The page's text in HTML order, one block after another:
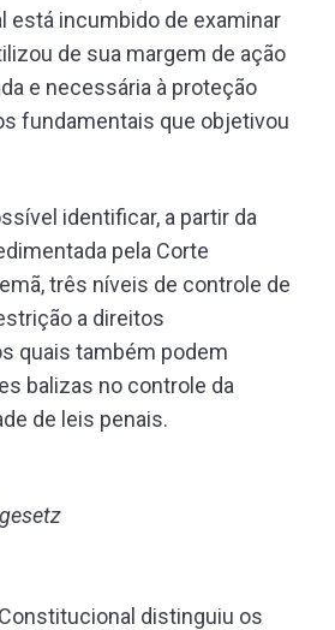
está incumbido de examinar
de sua margem de ação
e necessária à proteção
fundamentais que objetivou
identificar, a partir da
pela Corte
três níveis de controle de
a direitos
quais também podem
balizas no controle da
de leis penais.
distinguiu os